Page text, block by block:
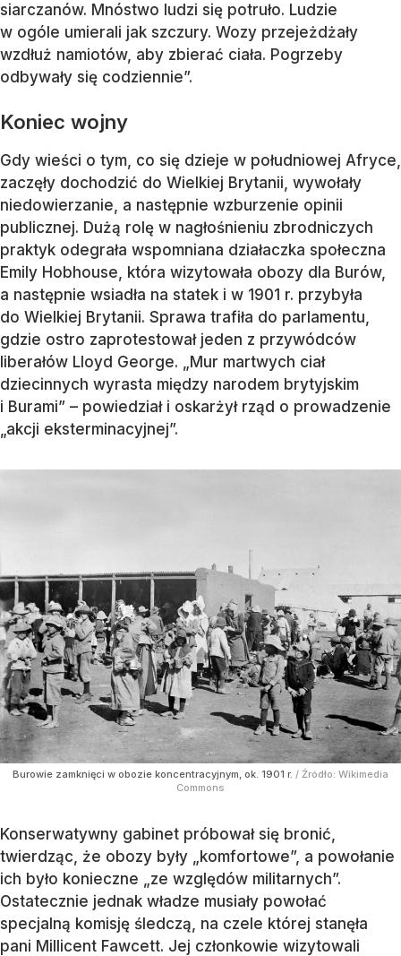
siarczanów. Mnóstwo ludzi się potruło. Ludzie
w ogóle umierali jak szczury. Wozy przejeżdżały
wzdłuż namiotów, aby zbierać ciała. Pogrzeby
odbywały się codziennie”.
Koniec wojny
Gdy wieści o tym, co się dzieje w południowej Afryce,
zaczęły dochodzić do Wielkiej Brytanii, wywołały
niedowierzanie, a następnie wzburzenie opinii
publicznej. Dużą rolę w nagłośnieniu zbrodniczych
praktyk odegrała wspomniana działaczka społeczna
Emily Hobhouse, która wizytowała obozy dla Burów,
a następnie wsiadła na statek i w 1901 r. przybyła
do Wielkiej Brytanii. Sprawa trafiła do parlamentu,
gdzie ostro zaprotestował jeden z przywódców
liberałów Lloyd George. „Mur martwych ciał
dziecinnych wyrasta między narodem brytyjskim
i Burami” – powiedział i oskarżył rząd o prowadzenie
„akcji eksterminacyjnej”.
Burowie zamknięci w obozie koncentracyjnym, ok. 1901 r. / Źródło: Wikimedia
Commons
Konserwatywny gabinet próbował się bronić,
twierdząc, że obozy były „komfortowe”, a powołanie
ich było konieczne „ze względów militarnych”.
Ostatecznie jednak władze musiały powołać
specjalną komisję śledczą, na czele której stanęła
pani Millicent Fawcett. Jej członkowie wizytowali